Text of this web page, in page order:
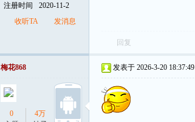
注册时间
2020-11-2
收听TA
发消息
回复
梅花868
0
4万
0
发表于 2026-3-20 18:37:49